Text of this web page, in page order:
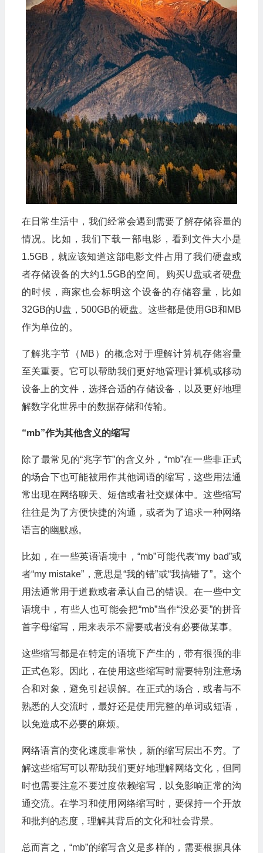
在日常生活中，我们经常会遇到需要了解存储容量的
情况。比如，我们下载一部电影，看到文件大小是
1.5GB，就应该知道这部电影文件占用了我们硬盘或
者存储设备的大约1.5GB的空间。购买U盘或者硬盘
的时候，商家也会标明这个设备的存储容量，比如
32GB的U盘，500GB的硬盘。这些都是使用GB和MB
作为单位的。
了解兆字节（MB）的概念对于理解计算机存储容量
至关重要。它可以帮助我们更好地管理计算机或移动
设备上的文件，选择合适的存储设备，以及更好地理
解数字化世界中的数据存储和传输。
“mb”作为其他含义的缩写
除了最常见的“兆字节”的含义外，“mb”在一些非正式
的场合下也可能被用作其他词语的缩写，这些用法通
常出现在网络聊天、短信或者社交媒体中。这些缩写
往往是为了方便快捷的沟通，或者为了追求一种网络
语言的幽默感。
比如，在一些英语语境中，“mb”可能代表“my bad”或
者“my mistake”，意思是“我的错”或“我搞错了”。这个
用法通常用于道歉或者承认自己的错误。在一些中文
语境中，有些人也可能会把“mb”当作“没必要”的拼音
首字母缩写，用来表示不需要或者没有必要做某事。
这些缩写都是在特定的语境下产生的，带有很强的非
正式色彩。因此，在使用这些缩写时需要特别注意场
合和对象，避免引起误解。在正式的场合，或者与不
熟悉的人交流时，最好还是使用完整的单词或短语，
以免造成不必要的麻烦。
网络语言的变化速度非常快，新的缩写层出不穷。了
解这些缩写可以帮助我们更好地理解网络文化，但同
时也需要注意不要过度依赖缩写，以免影响正常的沟
通交流。在学习和使用网络缩写时，要保持一个开放
和批判的态度，理解其背后的文化和社会背景。
总而言之，“mb”的缩写含义是多样的，需要根据具体